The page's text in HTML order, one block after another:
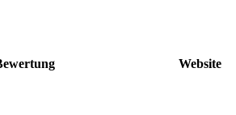
Website